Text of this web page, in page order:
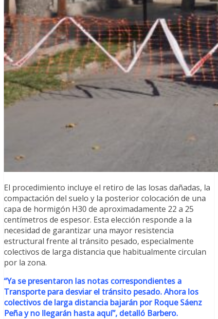
El procedimiento incluye el retiro de las losas dañadas, la
compactación del suelo y la posterior colocación de una
capa de hormigón H30 de aproximadamente 22 a 25
centímetros de espesor. Esta elección responde a la
necesidad de garantizar una mayor resistencia
estructural frente al tránsito pesado, especialmente
colectivos de larga distancia que habitualmente circulan
por la zona.
“Ya se presentaron las notas correspondientes a
Transporte para desviar el tránsito pesado. Ahora los
colectivos de larga distancia bajarán por Roque Sáenz
Peña y no llegarán hasta aquí”, detalló Barbero.